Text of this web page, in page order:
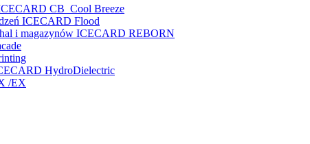
CB Cool Breeze
ICECARD Flood
i magazynów ICECARD REBORN
HydroDielectric
/EX